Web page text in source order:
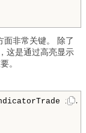
面非常关键。 除了
这是通过高亮显示
。
it,